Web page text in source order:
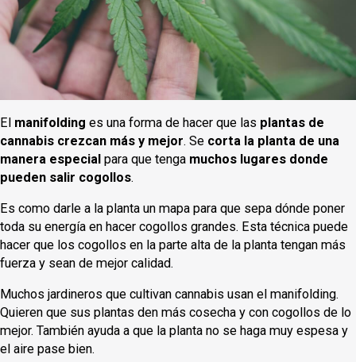
El manifolding es una forma de hacer que las plantas de
cannabis crezcan más y mejor. Se corta la planta de una
manera especial para que tenga muchos lugares donde
pueden salir cogollos.
Es como darle a la planta un mapa para que sepa dónde poner
toda su energía en hacer cogollos grandes. Esta técnica puede
hacer que los cogollos en la parte alta de la planta tengan más
fuerza y sean de mejor calidad.
Muchos jardineros que cultivan cannabis usan el manifolding.
Quieren que sus plantas den más cosecha y con cogollos de lo
mejor. También ayuda a que la planta no se haga muy espesa y
el aire pase bien.